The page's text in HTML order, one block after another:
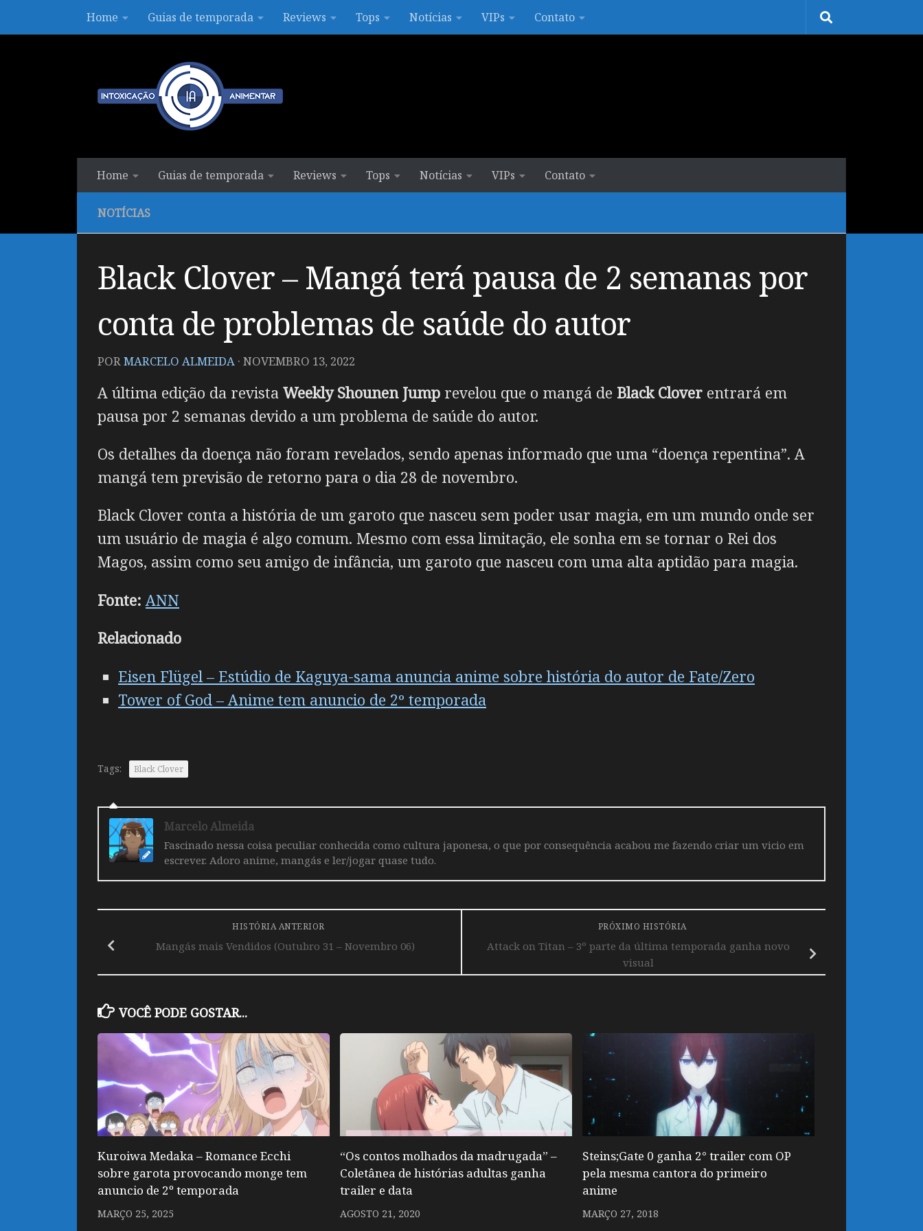
Skip to contentHome Guias de temporada Reviews Tops Notícias VIPs Contato
Home Guias de temporada Reviews Tops Notícias VIPs Contato
NOTÍCIAS
Black Clover – Mangá terá pausa de 2 semanas por
conta de problemas de saúde do autor
PORMARCELO ALMEIDA · NOVEMBRO 13, 2022
A última edição da revista Weekly Shounen Jump revelou que o mangá de Black Clover entrará em
pausa por 2 semanas devido a um problema de saúde do autor.
Os detalhes da doença não foram revelados, sendo apenas informado que uma “doença repentina”. A
mangá tem previsão de retorno para o dia 28 de novembro.
Black Clover conta a história de um garoto que nasceu sem poder usar magia, em um mundo onde ser
um usuário de magia é algo comum. Mesmo com essa limitação, ele sonha em se tornar o Rei dos
Magos, assim como seu amigo de infância, um garoto que nasceu com uma alta aptidão para magia.
Fonte: ANN
Relacionado
Eisen Flügel – Estúdio de Kaguya-sama anuncia anime sobre história do autor de Fate/Zero
Tower of God – Anime tem anuncio de 2º temporada
Tags: Black Clover
Marcelo Almeida
Fascinado nessa coisa peculiar conhecida como cultura japonesa, o que por consequência acabou me fazendo criar um vicio em
escrever. Adoro anime, mangás e ler/jogar quase tudo.
PRÓXIMO HISTÓRIA
Attack on Titan – 3º parte da última temporada ganha novo
visual
HISTÓRIA ANTERIOR
Mangás mais Vendidos (Outubro 31 – Novembro 06)
VOCÊ PODE GOSTAR...
Kuroiwa Medaka – Romance Ecchi
sobre garota provocando monge tem
anuncio de 2º temporada
MARÇO 25, 2025
“Os contos molhados da madrugada” –
Coletânea de histórias adultas ganha
trailer e data
AGOSTO 21, 2020
Steins;Gate 0 ganha 2° trailer com OP
pela mesma cantora do primeiro
anime
MARÇO 27, 2018